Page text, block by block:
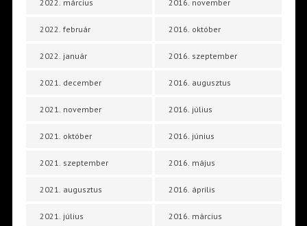
2022. március
2022. február
2022. január
2021. december
2021. november
2021. október
2021. szeptember
2021. augusztus
2021. július
2016. november
2016. október
2016. szeptember
2016. augusztus
2016. július
2016. június
2016. május
2016. április
2016. március